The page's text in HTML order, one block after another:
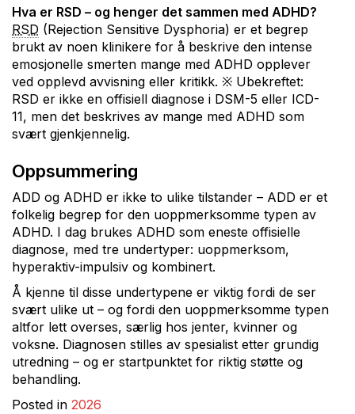
Hva er RSD – og henger det sammen med ADHD?
RSD (Rejection Sensitive Dysphoria) er et begrep
brukt av noen klinikere for å beskrive den intense
emosjonelle smerten mange med ADHD opplever
ved opplevd avvisning eller kritikk. ※ Ubekreftet:
RSD er ikke en offisiell diagnose i DSM-5 eller ICD-
11, men det beskrives av mange med ADHD som
svært gjenkjennelig.
Oppsummering
ADD og ADHD er ikke to ulike tilstander – ADD er et
folkelig begrep for den uoppmerksomme typen av
ADHD. I dag brukes ADHD som eneste offisielle
diagnose, med tre undertyper: uoppmerksom,
hyperaktiv-impulsiv og kombinert.
Å kjenne til disse undertypene er viktig fordi de ser
svært ulike ut – og fordi den uoppmerksomme typen
altfor lett overses, særlig hos jenter, kvinner og
voksne. Diagnosen stilles av spesialist etter grundig
utredning – og er startpunktet for riktig støtte og
behandling.
Posted in 2026